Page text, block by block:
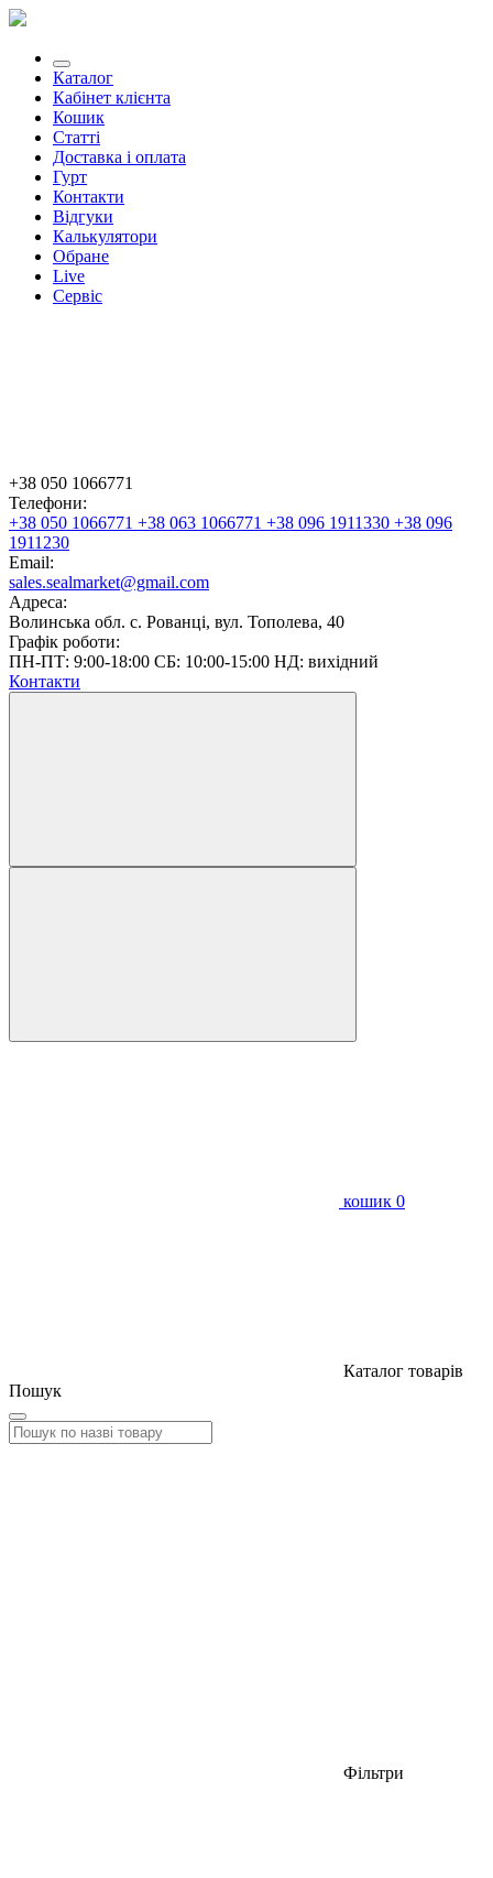
Каталог
Кабінет клієнта
Кошик
Статті
Доставка і оплата
Гурт
Контакти
Відгуки
Калькулятори
Обране
Live
Сервіс
+38 050 1066771
Телефони:
+38 050 1066771 +38 063 1066771 +38 096 1911330 +38 096
1911230
Email:
sales.sealmarket@gmail.com
Адреса:
Волинська обл. с. Рованці, вул. Тополева, 40
Графік роботи:
ПН-ПТ: 9:00-18:00 СБ: 10:00-15:00 НД: вихідний
Контакти
кошик 0
Каталог товарів
Пошук
Фільтри